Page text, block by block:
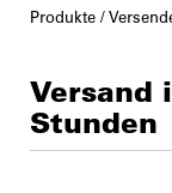
Produkte /
Versand
Stunden